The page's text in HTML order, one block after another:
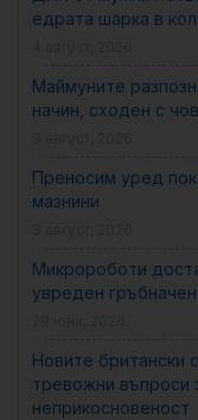
едрата шарка в
Маймуните
начин, сходен с
Преносим уред
мазнини
Микророботи
увреден
Новите британски
тревожни въпроси
неприкосновеност